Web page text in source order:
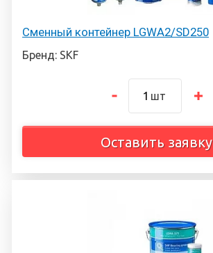
Сменный контейнер LGWA2/SD250
Бренд: SKF
шт
Оставить заявку